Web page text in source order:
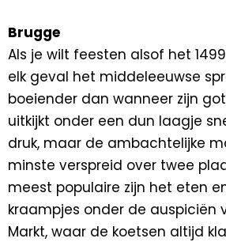
Brugge
Als je wilt feesten alsof het
elk geval het middeleeuwse
boeiender dan wanneer zijn
uitkijkt onder een dun laagje
druk, maar de ambachtelijke
minste verspreid over twee
meest populaire zijn het eten
kraampjes onder de auspiciën
Markt, waar de koetsen altijd